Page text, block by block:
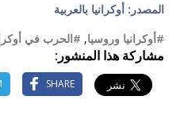
المصدر: أوكرانيا بالعربية
#أوكرانيا وروسيا, #الحرب في
مشاركة هذا المنشور:
SHARE